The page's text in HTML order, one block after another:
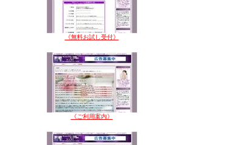
《無料お試し受付》
《ご利用案内》